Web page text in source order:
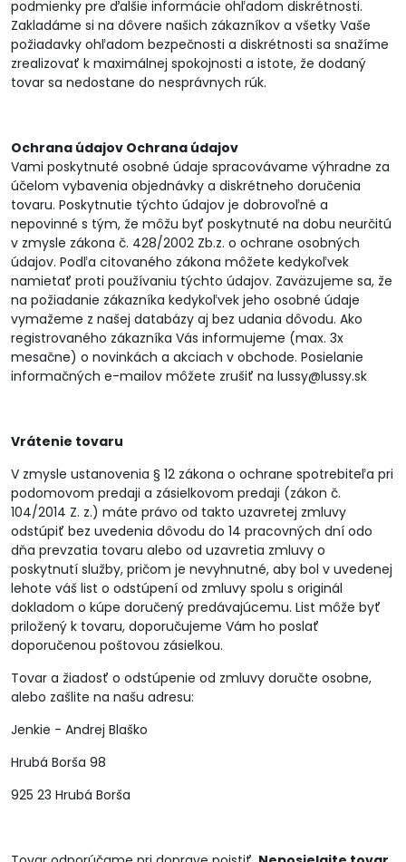
podmienky pre ďalšie informácie ohľadom diskrétnosti.
Zakladáme si na dôvere našich zákazníkov a všetky Vaše
požiadavky ohľadom bezpečnosti a diskrétnosti sa snažíme
zrealizovať k maximálnej spokojnosti a istote, že dodaný
tovar sa nedostane do nesprávnych rúk.
Ochrana údajov Ochrana údajov
Vami poskytnuté osobné údaje spracovávame výhradne za
účelom vybavenia objednávky a diskrétneho doručenia
tovaru. Poskytnutie týchto údajov je dobrovoľné a
nepovinné s tým, že môžu byť poskytnuté na dobu neurčitú
v zmysle zákona č. 428/2002 Zb.z. o ochrane osobných
údajov. Podľa citovaného zákona môžete kedykoľvek
namietať proti používaniu týchto údajov. Zaväzujeme sa, že
na požiadanie zákazníka kedykoľvek jeho osobné údaje
vymažeme z našej databázy aj bez udania dôvodu. Ako
registrovaného zákazníka Vás informujeme (max. 3x
mesačne) o novinkách a akciach v obchode. Posielanie
informačných e-mailov môžete zrušiť na lussy@lussy.sk
Vrátenie tovaru
V zmysle ustanovenia § 12 zákona o ochrane spotrebiteľa pri
podomovom predaji a zásielkovom predaji (zákon č.
104/2014 Z. z.) máte právo od takto uzavretej zmluvy
odstúpiť bez uvedenia dôvodu do 14 pracovných dní odo
dňa prevzatia tovaru alebo od uzavretia zmluvy o
poskytnutí služby, pričom je nevyhnutné, aby bol v uvedenej
lehote váš list o odstúpení od zmluvy spolu s originál
dokladom o kúpe doručený predávajúcemu. List môže byť
priložený k tovaru, doporučujeme Vám ho poslať
doporučenou poštovou zásielkou.
Tovar a žiadosť o odstúpenie od zmluvy doručte osobne,
alebo zašlite na našu adresu:
Jenkie - Andrej Blaško
Hrubá Borša 98
925 23 Hrubá Borša